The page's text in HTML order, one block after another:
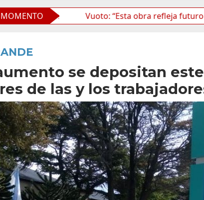
Vuoto: “Esta obra refleja futuro y va a
se depositan
de las y los